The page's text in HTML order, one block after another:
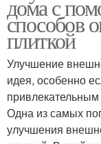
дома с
способов
плиткой
Улучшение
идея, особенно
Одна из самых
улучшения